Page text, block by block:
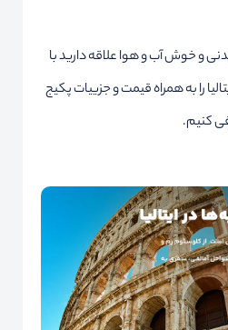
و خوش آب و هوا علاقه دارید با
را به همراه قیمت و جزییات پکیج
کنیم.